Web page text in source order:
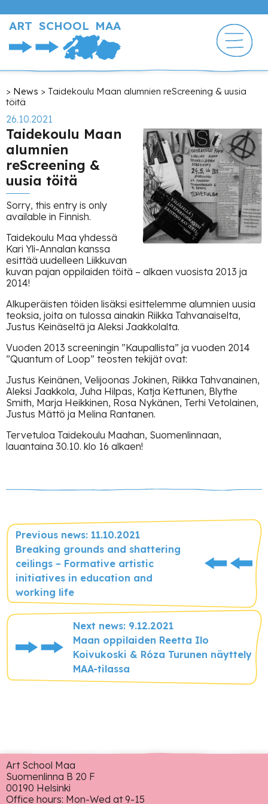
content
ART SCHOOL MAA
Breadcrumb
News
Taidekoulu Maan alumnien reScreening & uusia
töitä
26.10.2021
Taidekoulu Maan
alumnien
reScreening &
uusia töitä
Sorry, this entry is only
available in Finnish.
Taidekoulu Maa yhdessä
Kari Yli-Annalan kanssa
esittää uudelleen Liikkuvan
kuvan pajan oppilaiden töitä – alkaen vuosista 2013 ja
2014!
Alkuperäisten töiden lisäksi esittelemme alumnien uusia
teoksia, joita on tulossa ainakin Riikka Tahvanaiselta,
Justus Keinäseltä ja Aleksi Jaakkolalta.
Vuoden 2013 screeningin ”Kaupallista” ja vuoden 2014
”Quantum of Loop” teosten tekijät ovat:
Justus Keinänen, Velijoonas Jokinen, Riikka Tahvanainen,
Aleksi Jaakkola, Juha Hilpas, Katja Kettunen, Blythe
Smith, Marja Heikkinen, Rosa Nykänen, Terhi Vetolainen,
Justus Mättö ja Melina Rantanen.
Tervetuloa Taidekoulu Maahan, Suomenlinnaan,
lauantaina 30.10. klo 16 alkaen!
Previous news: 11.10.2021
Breaking grounds and shattering
ceilings – Formative artistic
initiatives in education and
working life
Next news: 9.12.2021
Maan oppilaiden Reetta Ilo
Koivukoski & Róza Turunen näyttely
MAA-tilassa
Art School Maa
Suomenlinna B 20 F
00190 Helsinki
Office hours: Mon-Wed at 9-15